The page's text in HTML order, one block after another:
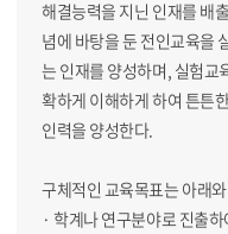
해결능력을 지닌 인재를 배
념에 바탕을 둔 전인교육을
는 인재를 양성하며, 실험교
확하게 이해하게 하여 튼튼
인력을 양성한다.
구체적인 교육목표는 아래와
· 학계나 연구분야로 진출